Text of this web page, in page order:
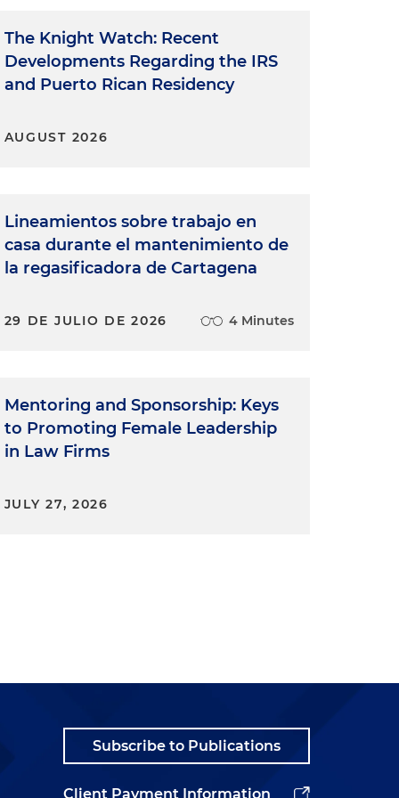
The Knight Watch: Recent
Developments Regarding the IRS
and Puerto Rican Residency
AUGUST 2026
Lineamientos sobre trabajo en
casa durante el mantenimiento de
la regasificadora de Cartagena
29 DE JULIO DE 2026 4 Minutes
Mentoring and Sponsorship: Keys
to Promoting Female Leadership
in Law Firms
JULY 27, 2026
Subscribe to Publications
Client Payment Information